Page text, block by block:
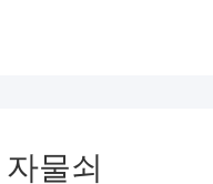
물쇠